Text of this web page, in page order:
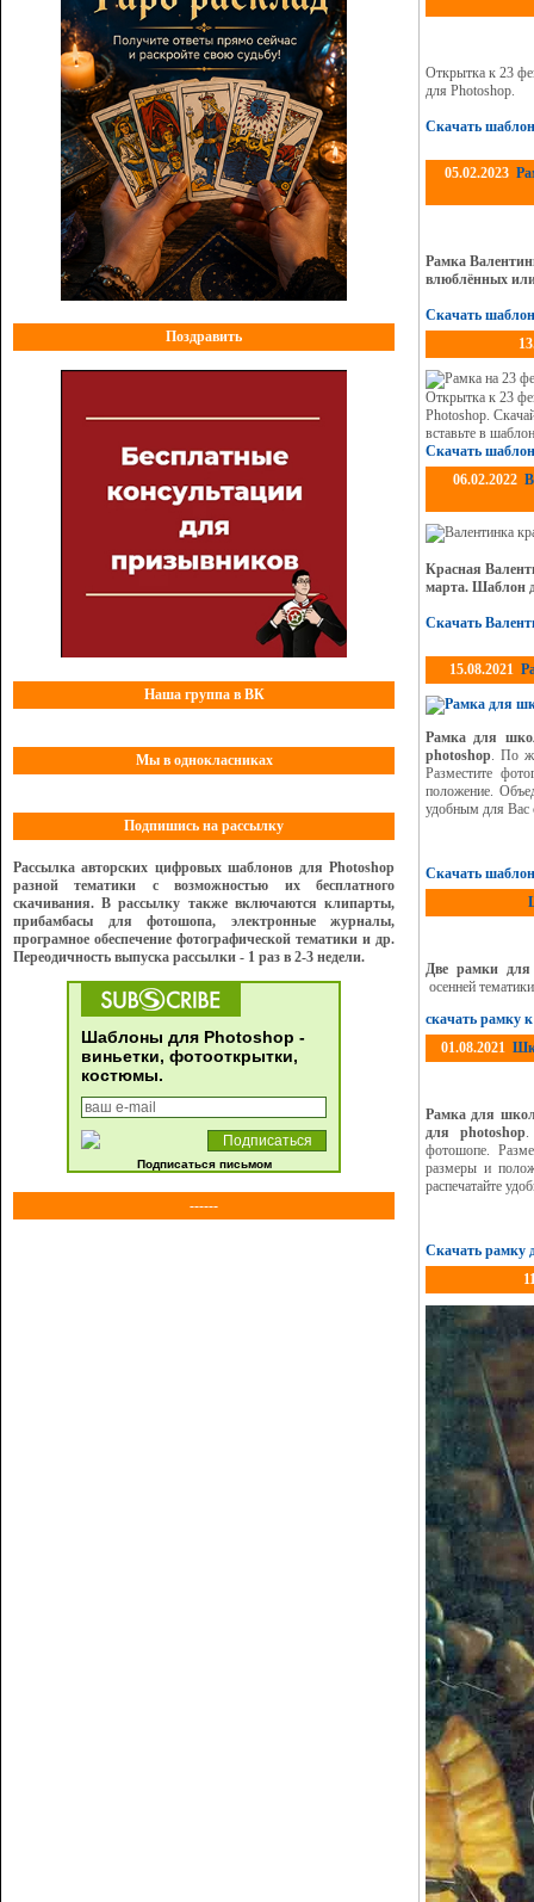
Поздравить
Наша группа в ВК
Мы в однокласниках
Подпишись на рассылку
Рассылка авторских цифровых шаблонов для Photoshop
разной тематики с возможностью их бесплатного
скачивания. В рассылку также включаются клипарты,
прибамбасы для фотошопа, электронные журналы,
програмное обеспечение фотографической тематики и др.
Переодичность выпуска рассылки - 1 раз в 2-3 недели.
Шаблоны для Photoshop -
виньетки, фотооткрытки,
костюмы.
Подписаться письмом
------
Открытка к 23
для Photoshop.
Скачать
05.02.2023
Рамка
влюблённых
Скачать
Открытка к 23
Photoshop.
вставьте в
Скачать
06.02.2022
Красная
марта. Шаблон
Скачать
15.08.2021
Рамка для
photoshop. По
Разместите
положение.
удобным для Вас
Скачать
Две рамки
осенней
скачать рамку
01.08.2021
Рамка для
для photoshop.
фотошопе.
размеры и
распечатайте
Скачать рамку